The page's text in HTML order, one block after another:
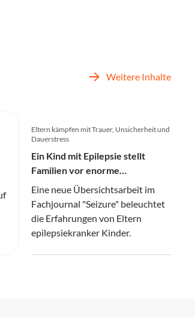
Weitere Inhalte
Eltern kämpfen mit Trauer, Unsicherheit und
Dauerstress
Ein Kind mit Epilepsie stellt
Familien vor enorme
Herausforderungen
Eine neue Übersichtsarbeit im
Fachjournal "Seizure" beleuchtet
die Erfahrungen von Eltern
epilepsiekranker Kinder.